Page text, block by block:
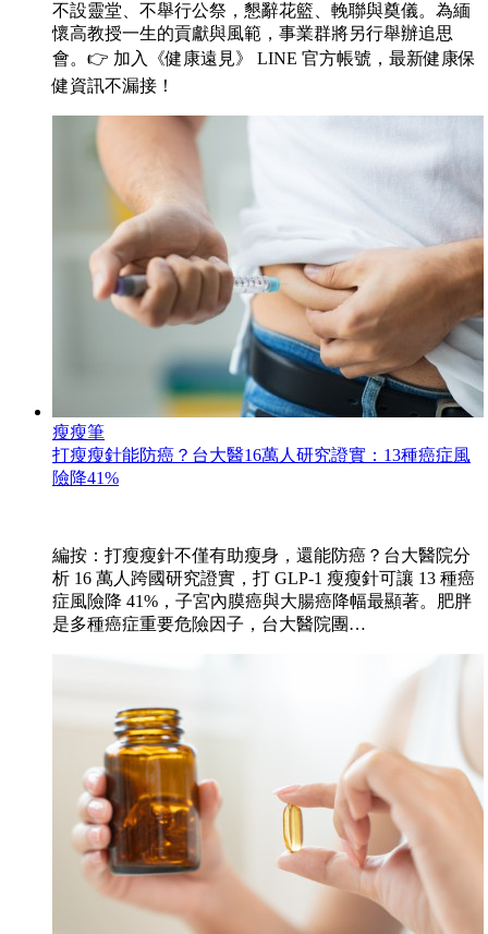
不設靈堂、不舉行公祭，懇辭花籃、輓聯與奠儀。為緬
懷高教授一生的貢獻與風範，事業群將另行舉辦追思
會。👉 加入《健康遠見》 LINE 官方帳號，最新健康保
健資訊不漏接！
瘦瘦筆
打瘦瘦針能防癌？台大醫16萬人研究證實：13種癌症風
險降41%
編按：打瘦瘦針不僅有助瘦身，還能防癌？台大醫院分
析 16 萬人跨國研究證實，打 GLP-1 瘦瘦針可讓 13 種癌
症風險降 41%，子宮內膜癌與大腸癌降幅最顯著。肥胖
是多種癌症重要危險因子，台大醫院團…